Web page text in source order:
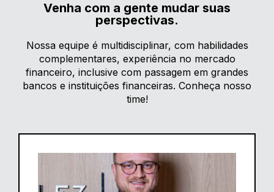
Venha com a gente mudar suas
perspectivas.
Nossa equipe é multidisciplinar, com habilidades
complementares, experiência no mercado
financeiro, inclusive com passagem em grandes
bancos e instituições financeiras. Conheça nosso
time!